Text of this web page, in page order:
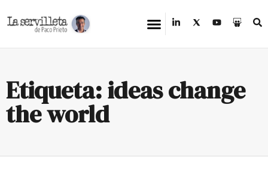
Etiqueta: ideas change
the world